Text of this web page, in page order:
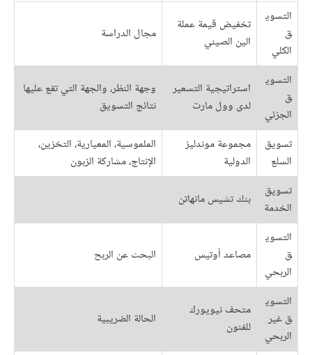
التسوي
ق
الكلي
تخفيض قيمة عملة
الين الصيني
مجال الدراسة
التسوي
ق
الجزئي
استراتيجية التسعير
لدى وول مارت
وجهة النظر، والجهة التي تقع عليها
نتائج التسويق
تسويق
السلع
مجموعة موندليز
الدولية
الملموسية، المعيارية، التخزين،
الإنتاج، مشاركة الزبون
تسويق
الخدمة
بنك تشيس مانهاتن
التسوي
ق
الربحي
مصاعد أوتيس البحث عن الربح
التسوي
ق غير
الربحي
متحف نيويورك
للفنون
الحالة الضريبية